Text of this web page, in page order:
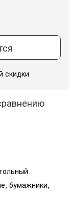
скидки
бумажники,